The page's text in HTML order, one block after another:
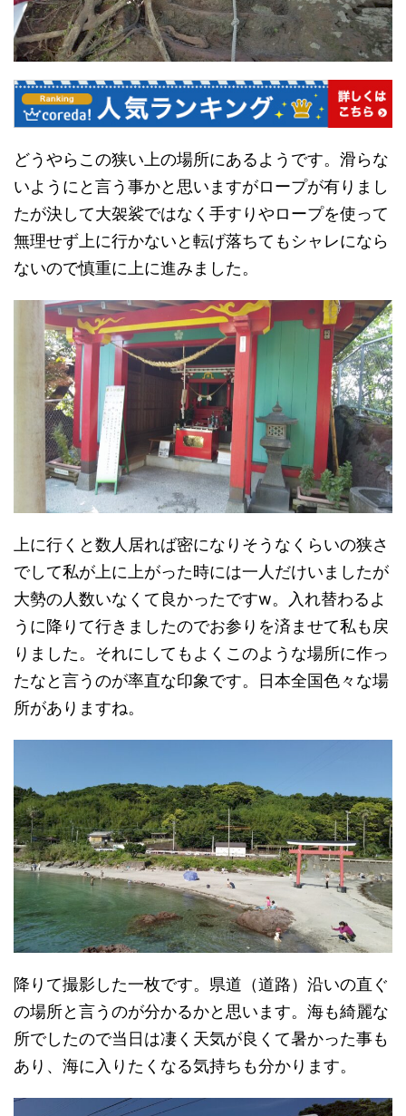
どうやらこの狭い上の場所にあるようです。滑らな
いようにと言う事かと思いますがロープが有りまし
たが決して大袈裟ではなく手すりやロープを使って
無理せず上に行かないと転げ落ちてもシャレになら
ないので慎重に上に進みました。
上に行くと数人居れば密になりそうなくらいの狭さ
でして私が上に上がった時には一人だけいましたが
大勢の人数いなくて良かったですw。入れ替わるよ
うに降りて行きましたのでお参りを済ませて私も戻
りました。それにしてもよくこのような場所に作っ
たなと言うのが率直な印象です。日本全国色々な場
所がありますね。
降りて撮影した一枚です。県道（道路）沿いの直ぐ
の場所と言うのが分かるかと思います。海も綺麗な
所でしたので当日は凄く天気が良くて暑かった事も
あり、海に入りたくなる気持ちも分かります。